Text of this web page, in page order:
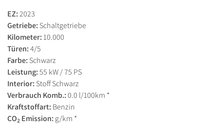
EZ:2023
Getriebe: Schaltgetriebe
Kilometer: 10.000
Türen:4/5
Farbe: Schwarz
Leistung:55 kW / 75 PS
Interior: Stoff Schwarz
Verbrauch Komb.:0.0 l/100km *
Kraftstoffart: Benzin
CO2 Emission: g/km *